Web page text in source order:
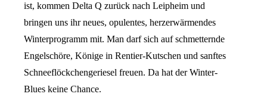
ist, kommen Delta Q zurück nach Leipheim und
bringen uns ihr neues, opulentes, herzerwärmendes
Winterprogramm mit. Man darf sich auf schmetternde
Engelschöre, Könige in Rentier-Kutschen und sanftes
Schneeflöckchengeriesel freuen. Da hat der Winter-
Blues keine Chance.